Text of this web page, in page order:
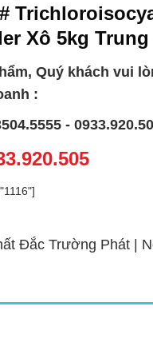
Xô 5kg
Quý khách vui
:
-
Đắc Trường Phát |